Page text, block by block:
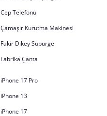
Cep Telefonu
Çamaşır Kurutma Makinesi
Fakir Dikey Süpürge
Fabrika Çanta
iPhone 17 Pro
iPhone 13
iPhone 17